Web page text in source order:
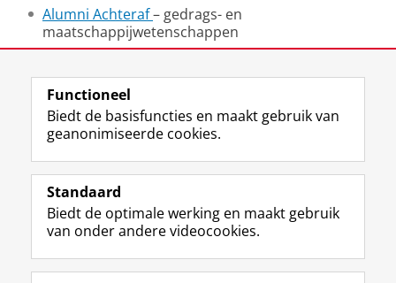
Alumni Achteraf– gedrags- en
maatschappijwetenschappen
Laatst gewijzigd: 07 mei 2026 16:25
Volg de RUG
F
a
e
b
o
L
i
k
e
I
R
S
-
f
e
I
n
t
r
Y
o
T
e
Studiekiezers
Functioneel
Biedt de basisfuncties en maakt gebruik van
geanonimiseerde cookies.
Standaard
Biedt de optimale werking en maakt gebruik
van onder andere videocookies.